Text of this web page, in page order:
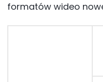
formatów wideo